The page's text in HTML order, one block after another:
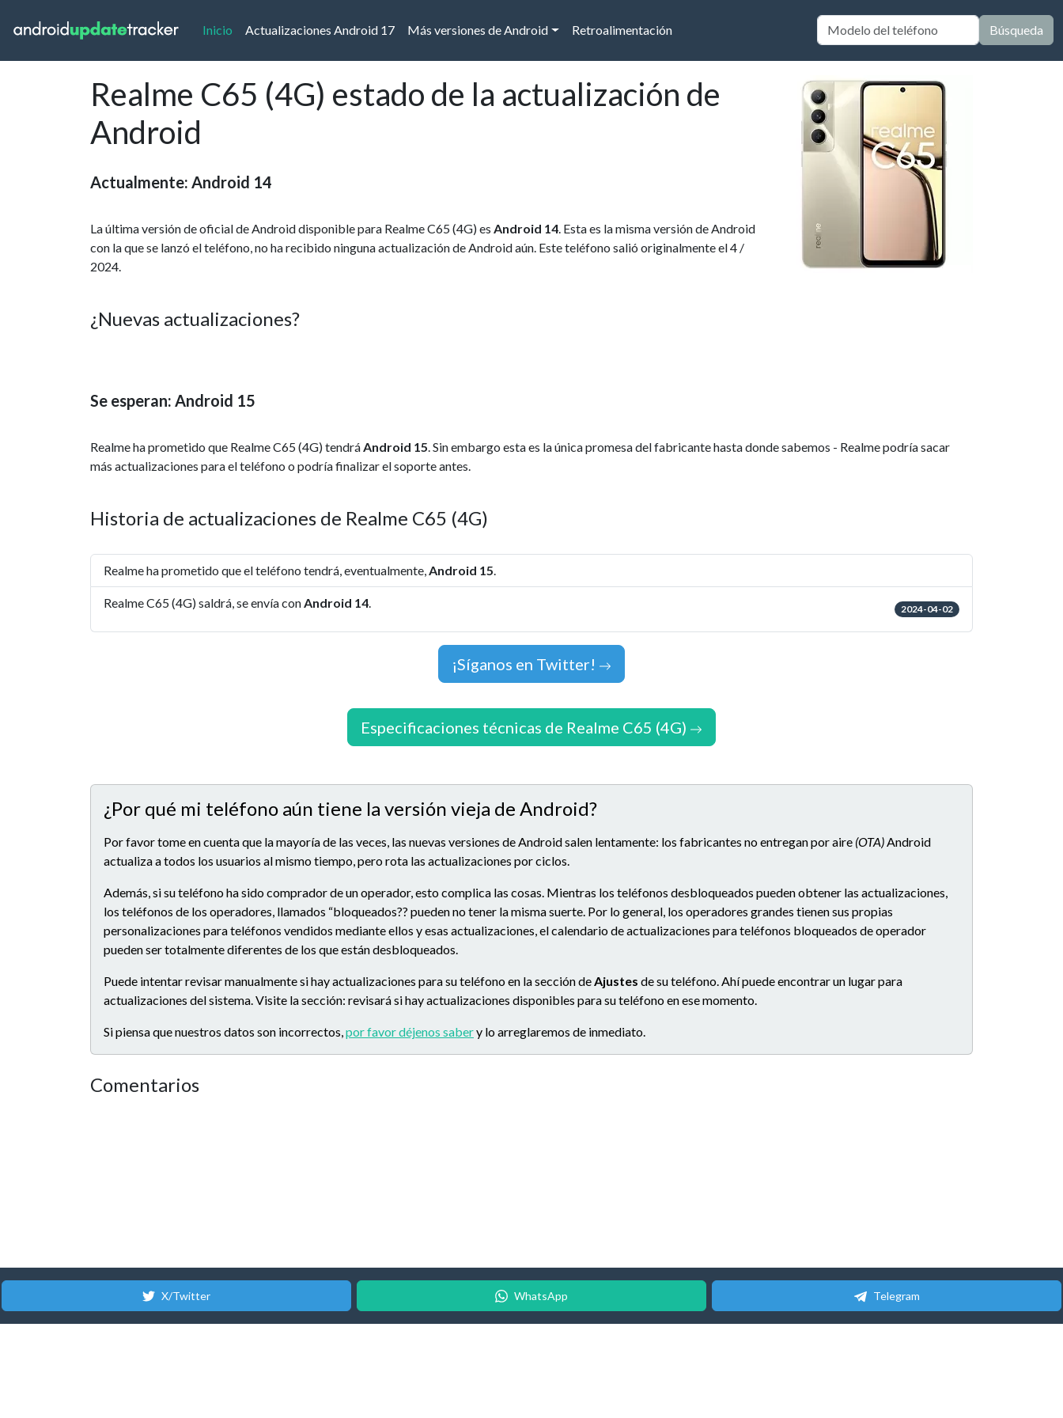
Inicio (current)
Actualizaciones Android 17 Más versiones de Android Retroalimentación Búsqueda
Realme C65 (4G) estado de la actualización de
Android
Actualmente: Android 14
La última versión de oficial de Android disponible para Realme C65 (4G) es Android 14. Esta es la misma versión de Android
con la que se lanzó el teléfono, no ha recibido ninguna actualización de Android aún. Este teléfono salió originalmente el 4 /
2024.
¿Nuevas actualizaciones?
Se esperan: Android 15
Realme ha prometido que Realme C65 (4G) tendráAndroid 15. Sin embargo esta es la única promesa del fabricante hasta donde sabemos - Realme podría sacar
más actualizaciones para el teléfono o podría finalizar el soporte antes.
Historia de actualizaciones de Realme C65 (4G)
Realme ha prometido que el teléfono tendrá, eventualmente,Android 15.
Realme C65 (4G) saldrá, se envía conAndroid 14. 2024-04-02
¡Síganos en Twitter!
Especificaciones técnicas de Realme C65 (4G)
¿Por qué mi teléfono aún tiene la versión vieja de Android?
Por favor tome en cuenta que la mayoría de las veces, las nuevas versiones de Android salen lentamente: los fabricantes no entregan por aire (OTA)Android
actualiza a todos los usuarios al mismo tiempo, pero rota las actualizaciones por ciclos.
Además, si su teléfono ha sido comprador de un operador, esto complica las cosas. Mientras los teléfonos desbloqueados pueden obtener las actualizaciones,
los teléfonos de los operadores, llamados “bloqueados?? pueden no tener la misma suerte. Por lo general, los operadores grandes tienen sus propias
personalizaciones para teléfonos vendidos mediante ellos y esas actualizaciones, el calendario de actualizaciones para teléfonos bloqueados de operador
pueden ser totalmente diferentes de los que están desbloqueados.
Puede intentar revisar manualmente si hay actualizaciones para su teléfono en la sección deAjustes de su teléfono. Ahí puede encontrar un lugar para
actualizaciones del sistema. Visite la sección: revisará si hay actualizaciones disponibles para su teléfono en ese momento.
Si piensa que nuestros datos son incorrectos,por favor déjenos sabery lo arreglaremos de inmediato.
Comentarios
X/Twitter WhatsApp Telegram